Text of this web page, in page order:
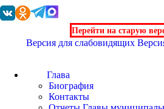
Перейти на старую
Версия для слабовидящих
Глава
Биография
Контакты